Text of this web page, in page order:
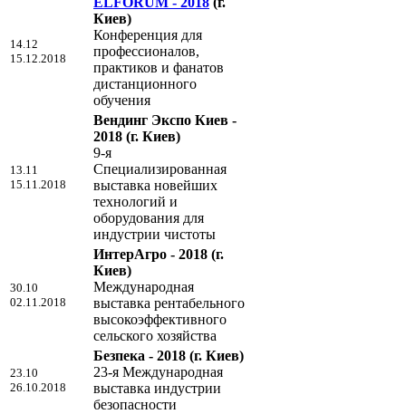
14.12
15.12.2018
Киев)
Конференция для
профессионалов,
практиков и фанатов
дистанционного
обучения
13.11
15.11.2018
Вендинг Экспо Киев -
2018 (г. Киев)
9-я
Специализированная
выставка новейших
технологий и
оборудования для
индустрии чистоты
30.10
02.11.2018
ИнтерАгро - 2018 (г.
Киев)
Международная
выставка рентабельного
высокоэффективного
сельского хозяйства
23.10
26.10.2018
Безпека - 2018 (г. Киев)
23-я Международная
выставка индустрии
безопасности